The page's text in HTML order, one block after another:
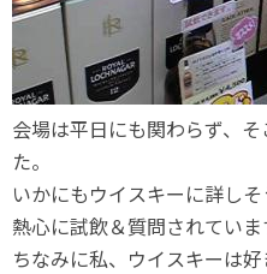
会場は平日にも関わらず、
た。
いかにもウイスキーに詳し
熱心に試飲＆質問されていま
ちなみに私、ウイスキーは好